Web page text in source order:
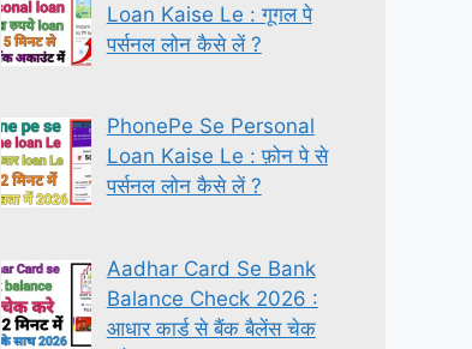
Loan Kaise Le : गूगल पे
पर्सनल लोन कैसे लें ?
PhonePe Se Personal
Loan Kaise Le : फ़ोन पे से
पर्सनल लोन कैसे लें ?
Aadhar Card Se Bank
Balance Check 2026 :
आधार कार्ड से बैंक बैलेंस चेक